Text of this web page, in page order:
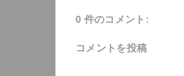
0 件のコメント:
コメントを投稿